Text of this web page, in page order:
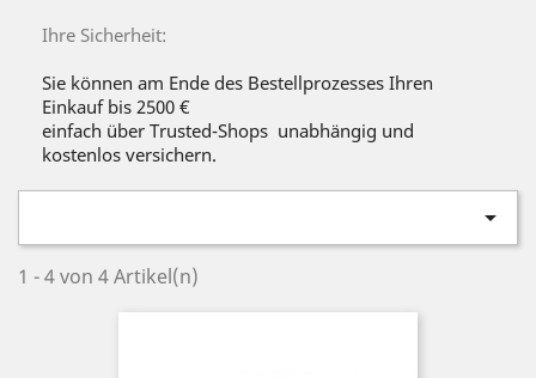
Ihre Sicherheit:
Sie können am Ende des Bestellprozesses Ihren
Einkauf bis 2500 €
einfach über Trusted-Shops unabhängig und
kostenlos versichern.

1 - 4 von 4 Artikel(n)